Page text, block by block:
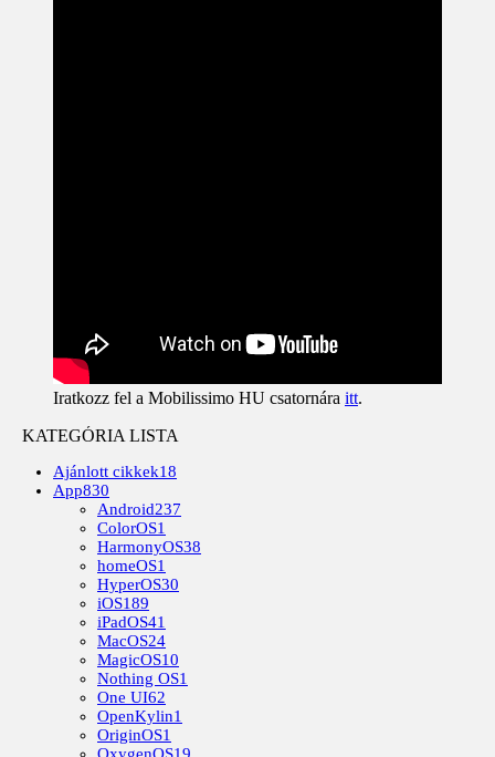
Iratkozz fel a Mobilissimo HU csatornára itt.
KATEGÓRIA LISTA
Ajánlott cikkek18
App830
Android237
ColorOS1
HarmonyOS38
homeOS1
HyperOS30
iOS189
iPadOS41
MacOS24
MagicOS10
Nothing OS1
One UI62
OpenKylin1
OriginOS1